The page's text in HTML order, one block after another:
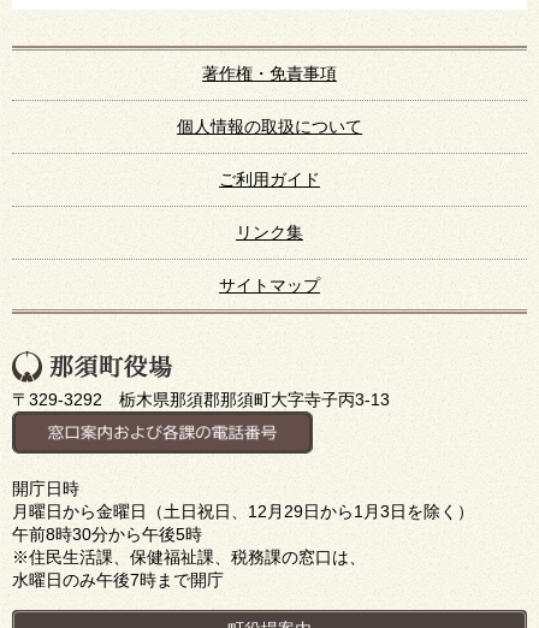
著作権・免責事項
個人情報の取扱について
ご利用ガイド
リンク集
サイトマップ
〒329-3292 栃木県那須郡那須町大字寺子丙3-13
開庁日時
月曜日から金曜日（土日祝日、12月29日から1月3日を除く）
午前8時30分から午後5時
※住民生活課、保健福祉課、税務課の窓口は、
水曜日のみ午後7時まで開庁